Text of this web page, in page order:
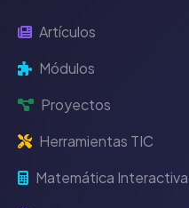
Artículos
Módulos
Proyectos
Herramientas TIC
Matemática Interactiva